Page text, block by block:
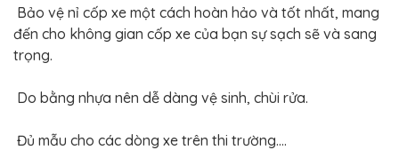
ĐỒ
CÔNG
NGHỆ
KHÁC
Bảo vệ nỉ cốp xe một cách hoàn hảo và tốt nhất, mang
đến cho không gian cốp xe của bạn sự sạch sẽ và sang
trọng.
Do bằng nhựa nên dễ dàng vệ sinh, chùi rửa.
Đủ mẫu cho các dòng xe trên thi trường....